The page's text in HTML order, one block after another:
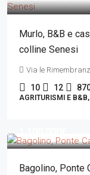
Murlo, B&B e
colline Senesi
Via le
10 12
AGRITURISMI E
Bagolino, Ponte